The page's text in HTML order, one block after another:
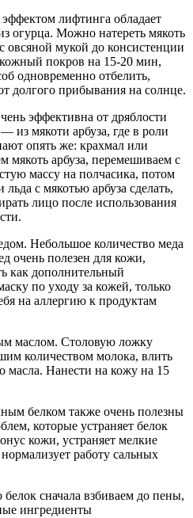
лифтинга обладает
огурца. Можно натереть мякоть
овсяной мукой до консистенции
покров на 15-20 мин,
одновременно отбелить,
долгого прибывания на солнце.
эффективна от дряблости
из мякоти арбуза, где в роли
опять же: крахмал или
мякоть арбуза, перемешиваем с
массу на полчасика, потом
с мякотью арбуза сделать,
лицо после использования
Небольшое количество меда
очень полезен для кожи,
как дополнительный
по уходу за кожей, только
на аллергию к продуктам
маслом. Столовую ложку
количеством молока, влить
масла. Нанести на кожу на 15
белком также очень полезны
которые устраняет белок
кожи, устраняет мелкие
работу сальных
сначала взбиваем до пены,
ингредиенты